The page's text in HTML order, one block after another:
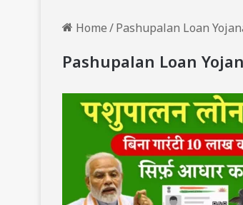
Home/Pashupalan Loan
Pashupalan Loan